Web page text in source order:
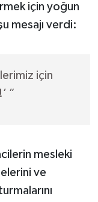
için yoğun
mesajı verdi:
için
”
mesleki
ve